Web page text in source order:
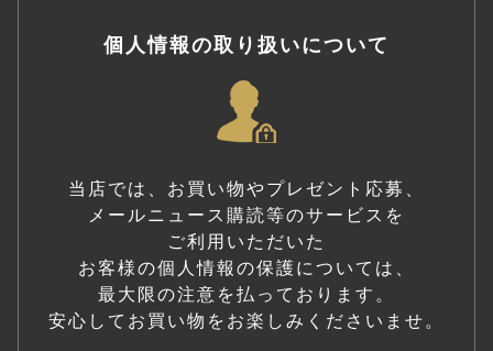
個人情報の取り扱いについて
当店では、お買い物やプレゼント応募、
メールニュース購読等のサービスを
ご利用いただいた
お客様の個人情報の保護については、
最大限の注意を払っております。
安心してお買い物をお楽しみくださいませ。